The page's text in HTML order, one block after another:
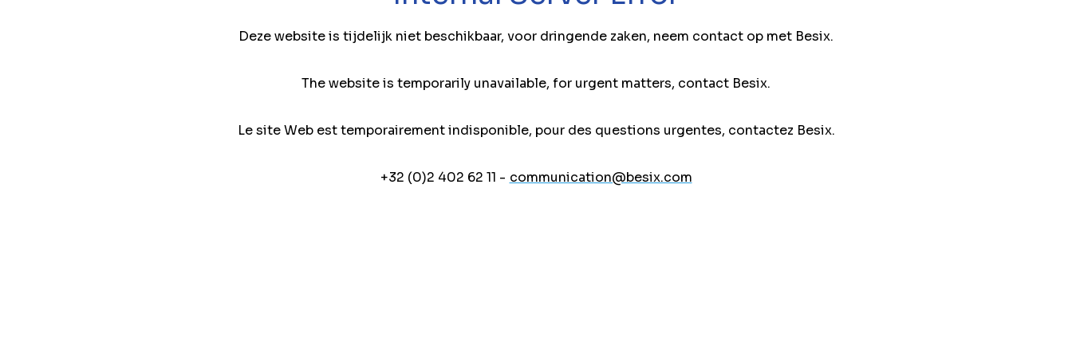
Deze website is tijdelijk niet beschikbaar, voor dringende zaken, neem contact op met Besix.
The website is temporarily unavailable, for urgent matters, contact Besix.
Le site Web est temporairement indisponible, pour des questions urgentes, contactez Besix.
+32 (0)2 402 62 11 - communication@besix.com